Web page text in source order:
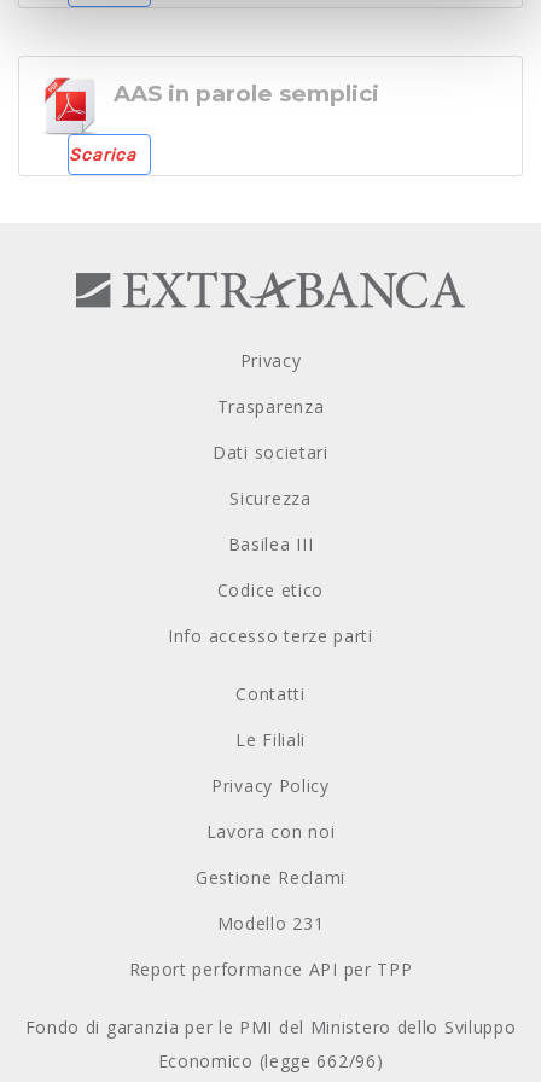
AAS in parole semplici
Scarica
Privacy
Trasparenza
Dati societari
Sicurezza
Basilea III
Codice etico
Info accesso terze parti
Contatti
Le Filiali
Privacy Policy
Lavora con noi
Gestione Reclami
Modello 231
Report performance API per TPP
Fondo di garanzia per le PMI del Ministero dello Sviluppo
Economico (legge 662/96)